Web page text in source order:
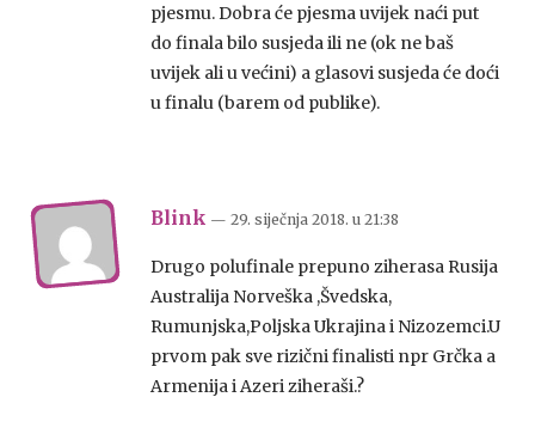
pjesmu. Dobra će pjesma uvijek naći put
do finala bilo susjeda ili ne (ok ne baš
uvijek ali u većini) a glasovi susjeda će doći
u finalu (barem od publike).
Blink — 29. siječnja 2018. u 21:38
Drugo polufinale prepuno ziherasa Rusija
Australija Norveška ,Švedska,
Rumunjska,Poljska Ukrajina i Nizozemci.U
prvom pak sve rizični finalisti npr Grčka a
Armenija i Azeri ziheraši.?